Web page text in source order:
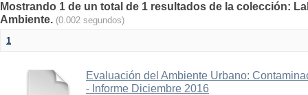
Mostrando 1 de un total de 1 resultados de la colección:
Ambiente. (0.002 segundos)
1
Evaluación del Ambiente Urbano:
- Informe Diciembre 2016